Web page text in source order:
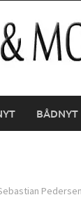
BÅDNYT
Pedersen